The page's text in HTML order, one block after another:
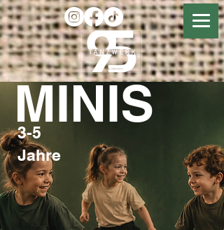
MINIS
3-5
Jahre